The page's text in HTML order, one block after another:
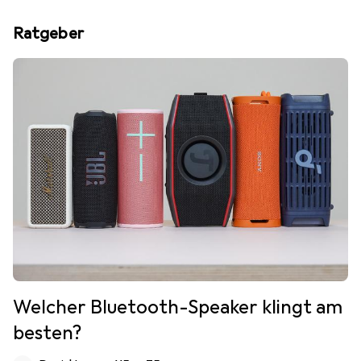
Ratgeber
Welcher Bluetooth-Speaker klingt am
besten?